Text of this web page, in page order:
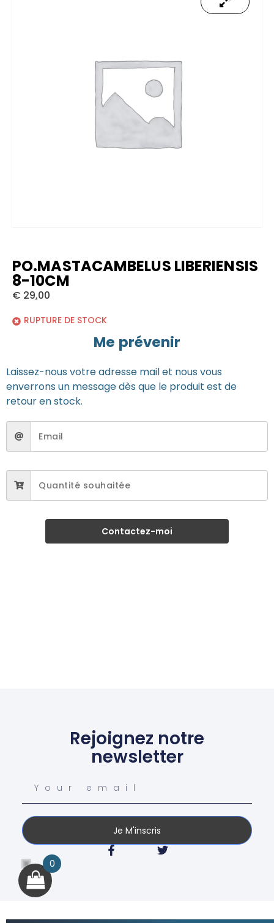
PO.MASTACAMBELUS LIBERIENSIS
8-10CM
€ 29,00
RUPTURE DE STOCK
Me prévenir
Laissez-nous votre adresse mail et nous vous
enverrons un message dès que le produit est de
retour en stock.
Contactez-moi
Rejoignez notre
newsletter
Je M'inscris
0